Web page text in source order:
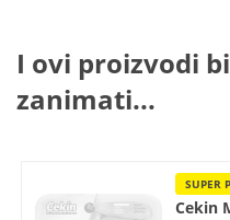
I ovi proizvodi
zanimati...
SUPER
Cekin